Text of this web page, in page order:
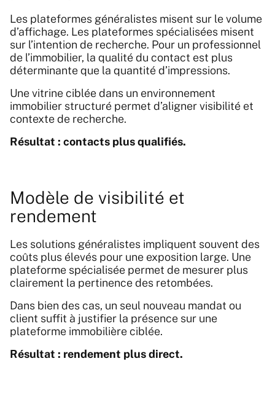
Les plateformes généralistes misent sur le volume
d’affichage. Les plateformes spécialisées misent
sur l’intention de recherche. Pour un professionnel
de l’immobilier, la qualité du contact est plus
déterminante que la quantité d’impressions.
Une vitrine ciblée dans un environnement
immobilier structuré permet d’aligner visibilité et
contexte de recherche.
Résultat : contacts plus qualifiés.
Modèle de visibilité et
rendement
Les solutions généralistes impliquent souvent des
coûts plus élevés pour une exposition large. Une
plateforme spécialisée permet de mesurer plus
clairement la pertinence des retombées.
Dans bien des cas, un seul nouveau mandat ou
client suffit à justifier la présence sur une
plateforme immobilière ciblée.
Résultat : rendement plus direct.